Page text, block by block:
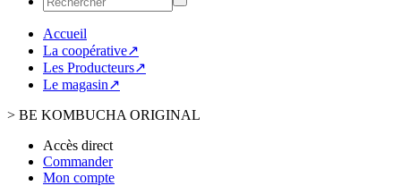
Accueil
La coopérative↗
Les Producteurs↗
Le magasin↗
> BE KOMBUCHA ORIGINAL
Accès direct
Commander
Mon compte